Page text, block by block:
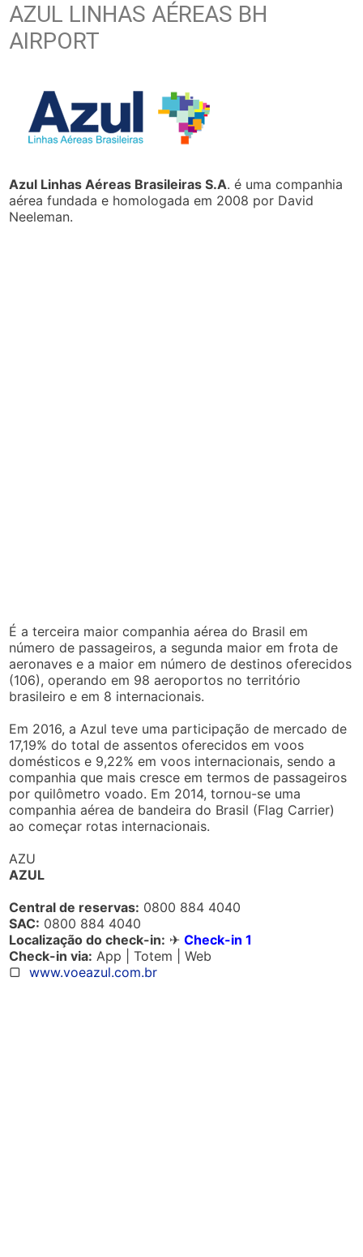
AZUL LINHAS AÉREAS BH
AIRPORT
Azul Linhas Aéreas Brasileiras S.A. é uma companhia
aérea fundada e homologada em 2008 por David
Neeleman.
É a terceira maior companhia aérea do Brasil em
número de passageiros, a segunda maior em frota de
aeronaves e a maior em número de destinos oferecidos
(106), operando em 98 aeroportos no território
brasileiro e em 8 internacionais.
Em 2016, a Azul teve uma participação de mercado de
17,19% do total de assentos oferecidos em voos
domésticos e 9,22% em voos internacionais, sendo a
companhia que mais cresce em termos de passageiros
por quilômetro voado. Em 2014, tornou-se uma
companhia aérea de bandeira do Brasil (Flag Carrier)
ao começar rotas internacionais.
AZU
AZUL
Central de reservas: 0800 884 4040
SAC: 0800 884 4040
Localização do check-in: ✈Check-in 1
Check-in via: App | Totem | Web
▢www.voeazul.com.br